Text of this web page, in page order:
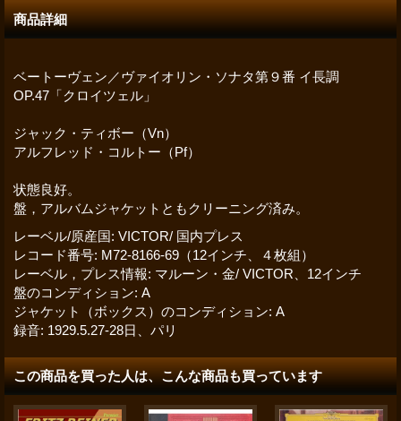
商品詳細
ベートーヴェン／ヴァイオリン・ソナタ第９番 イ長調
OP.47「クロイツェル」
ジャック・ティボー（Vn）
アルフレッド・コルトー（Pf）
状態良好。
盤，アルバムジャケットともクリーニング済み。
レーベル/原産国: VICTOR/ 国内プレス
レコード番号: M72-8166-69（12インチ、４枚組）
レーベル，プレス情報: マルーン・金/ VICTOR、12インチ
盤のコンディション: A
ジャケット（ボックス）のコンディション: A
録音: 1929.5.27-28日、パリ
この商品を買った人は、こんな商品も買っています